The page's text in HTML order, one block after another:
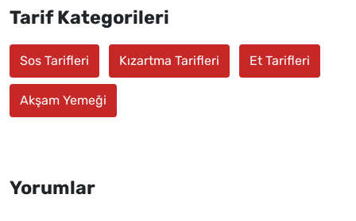
Tarif Kategorileri
Sos Tarifleri Kızartma Tarifleri Et Tarifleri
Akşam Yemeği
Yorumlar